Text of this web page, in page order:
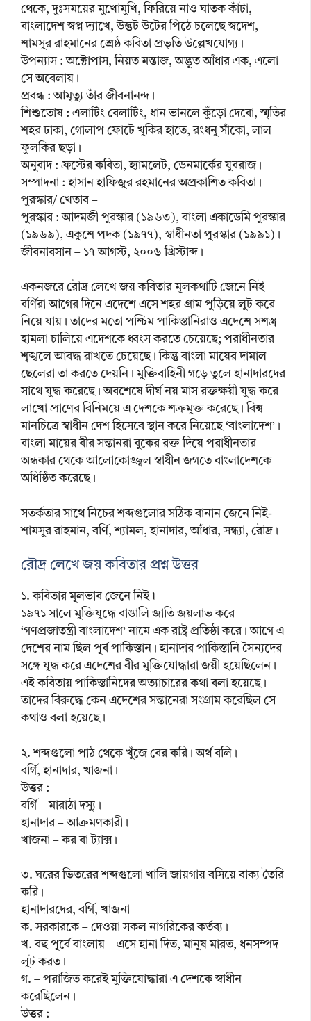
থেকে, দুঃসময়ের মুখোমুখি, ফিরিয়ে নাও ঘাতক কাঁটা,
বাংলাদেশ স্বপ্ন দ্যাখে, উদ্ভট উটের পিঠে চলেছে স্বদেশ,
শামসুর রাহমানের শ্রেষ্ঠ কবিতা প্রভৃতি উল্লেখযোগ্য।
উপন্যাস : অক্টোপাস, নিয়ত মন্তাজ, অদ্ভুত আঁধার এক, এলো
সে অবেলায়।
প্রবন্ধ : আমৃত্যু তাঁর জীবনানন্দ।
শিশুতোষ : এলাটিং বেলাটিং, ধান ভানলে কুঁড়ো দেবো, স্মৃতির
শহর ঢাকা, গোলাপ ফোটে খুকির হাতে, রংধনু সাঁকো, লাল
ফুলকির ছড়া।
অনুবাদ : ফ্রস্টের কবিতা, হ্যামলেট, ডেনমার্কের যুবরাজ।
সম্পাদনা : হাসান হাফিজুর রহমানের অপ্রকাশিত কবিতা।
পুরস্কার/ খেতাব –
পুরস্কার : আদমজী পুরস্কার (১৯৬৩), বাংলা একাডেমি পুরস্কার
(১৯৬৯), একুশে পদক (১৯৭৭), স্বাধীনতা পুরস্কার (১৯৯১)।
জীবনাবসান – ১৭ আগস্ট, ২০০৬ খ্রিস্টাব্দ।
একনজরে রৌদ্র লেখে জয় কবিতার মূলকথাটি জেনে নিই
বর্ণিরা আগের দিনে এদেশে এসে শহর গ্রাম পুড়িয়ে লুট করে
নিয়ে যায়। তাদের মতো পশ্চিম পাকিস্তানিরাও এদেশে সশস্ত্র
হামলা চালিয়ে এদেশকে ধ্বংস করতে চেয়েছে; পরাধীনতার
শৃঙ্খলে আবদ্ধ রাখতে চেয়েছে। কিন্তু বাংলা মায়ের দামাল
ছেলেরা তা করতে দেয়নি। মুক্তিবাহিনী গড়ে তুলে হানাদারদের
সাথে যুদ্ধ করেছে। অবশেষে দীর্ঘ নয় মাস রক্তক্ষয়ী যুদ্ধ করে
লাখো প্রাণের বিনিময়ে এ দেশকে শত্রুমুক্ত করেছে। বিশ্ব
মানচিত্রে স্বাধীন দেশ হিসেবে স্থান করে নিয়েছে ‘বাংলাদেশ’।
বাংলা মায়ের বীর সন্তানরা বুকের রক্ত দিয়ে পরাধীনতার
অন্ধকার থেকে আলোকোজ্জ্বল স্বাধীন জগতে বাংলাদেশকে
অধিষ্ঠিত করেছে।
সতর্কতার সাথে নিচের শব্দগুলোর সঠিক বানান জেনে নিই-
শামসুর রাহমান, বর্ণি, শ্যামল, হানাদার, আঁধার, সন্ধ্যা, রৌদ্র।
রৌদ্র লেখে জয় কবিতার প্রশ্ন উত্তর
১. কবিতার মূলভাব জেনে নিই ৷
১৯৭১ সালে মুক্তিযুদ্ধে বাঙালি জাতি জয়লাভ করে
‘গণপ্রজাতন্ত্রী বাংলাদেশ’ নামে এক রাষ্ট্র প্রতিষ্ঠা করে। আগে এ
দেশের নাম ছিল পূর্ব পাকিস্তান। হানাদার পাকিস্তানি সৈন্যদের
সঙ্গে যুদ্ধ করে এদেশের বীর মুক্তিযোদ্ধারা জয়ী হয়েছিলেন।
এই কবিতায় পাকিস্তানিদের অত্যাচারের কথা বলা হয়েছে।
তাদের বিরুদ্ধে কেন এদেশের সন্তানেরা সংগ্রাম করেছিল সে
কথাও বলা হয়েছে।
২. শব্দগুলো পাঠ থেকে খুঁজে বের করি। অর্থ বলি।
বর্গি, হানাদার, খাজনা।
উত্তর :
বর্গি – মারাঠা দস্যু।
হানাদার – আক্রমণকারী।
খাজনা – কর বা ট্যাক্স।
৩. ঘরের ভিতরের শব্দগুলো খালি জায়গায় বসিয়ে বাক্য তৈরি
করি।
হানাদারদের, বর্গি, খাজনা
ক. সরকারকে – দেওয়া সকল নাগরিকের কর্তব্য।
খ. বহু পূর্বে বাংলায় – এসে হানা দিত, মানুষ মারত, ধনসম্পদ
লুট করত।
গ. – পরাজিত করেই মুক্তিযোদ্ধারা এ দেশকে স্বাধীন
করেছিলেন।
উত্তর :